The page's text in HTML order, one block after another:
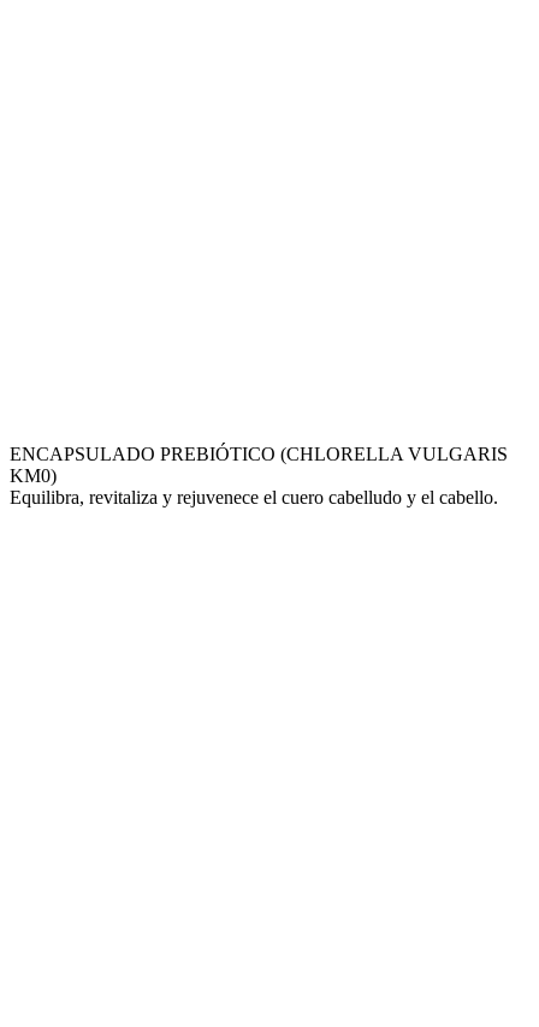
ENCAPSULADO PREBIÓTICO (CHLORELLA VULGARIS
KM0)
Equilibra, revitaliza y rejuvenece el cuero cabelludo y el cabello.